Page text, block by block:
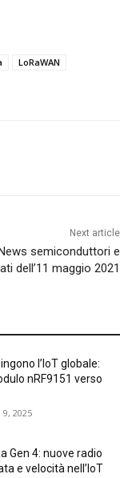
LoRaWAN
Next article
semiconduttori e
dell’11 maggio 2021
l’IoT globale:
nRF9151 verso
2025
Gen 4: nuove radio
e velocità nell’IoT